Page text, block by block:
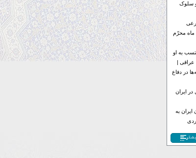
سلوک
ماه محرّم
به او
عراقی |
در دفاع
ایران
ایران به